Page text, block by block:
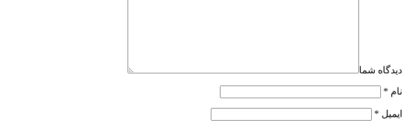
دیدگاه شما
نام *
ایمیل *